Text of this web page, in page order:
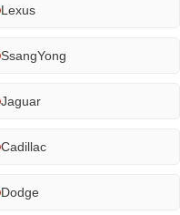
Lexus
SsangYong
Jaguar
Cadillac
Dodge